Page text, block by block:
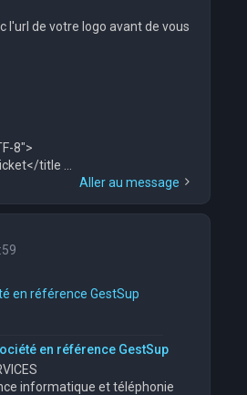
l'url de votre logo avant de vous
8">
title ...
Aller au message
en référence GestSup
en référence GestSup
informatique et téléphonie